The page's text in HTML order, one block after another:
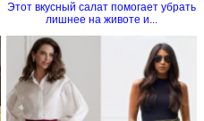
Этот вкусный салат помогает убрать
лишнее на животе и...